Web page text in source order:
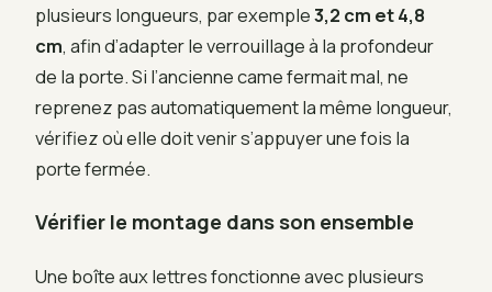
plusieurs longueurs, par exemple3,2 cm et 4,8
cm, afin d’adapter le verrouillage à la profondeur
de la porte. Si l’ancienne came fermait mal, ne
reprenez pas automatiquement la même longueur,
vérifiez où elle doit venir s’appuyer une fois la
porte fermée.
Vérifier le montage dans son ensemble
Une boîte aux lettres fonctionne avec plusieurs